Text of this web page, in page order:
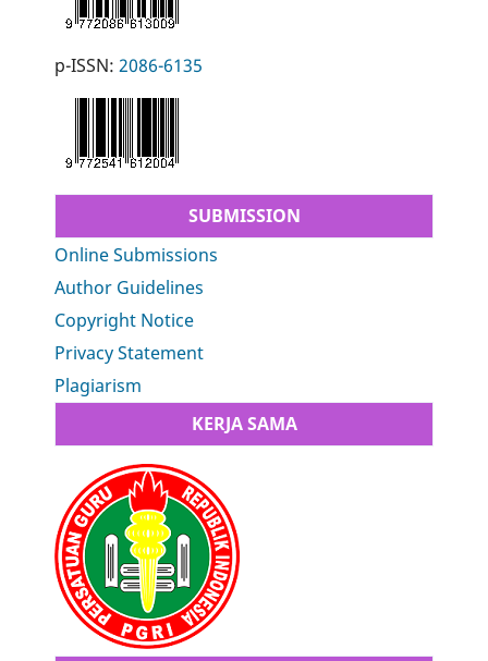
p-ISSN:2086-6135
SUBMISSION
Online Submissions
Author Guidelines
Copyright Notice
Privacy Statement
Plagiarism
KERJA SAMA